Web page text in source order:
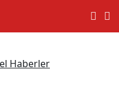
Haberler